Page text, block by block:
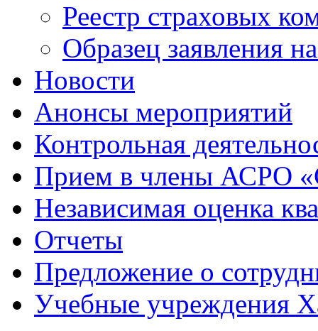
Реестр страховых
Образец заявления
Новости
Анонсы мероприятий
Контрольная
Прием в члены АСРО
Независимая оценка
Отчеты
Предложение о
Учебные учреждения